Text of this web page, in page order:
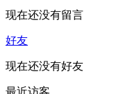
现在还没有留言
好友
现在还没有好友
最近访客